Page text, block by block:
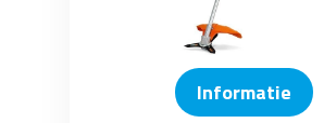
Informatie